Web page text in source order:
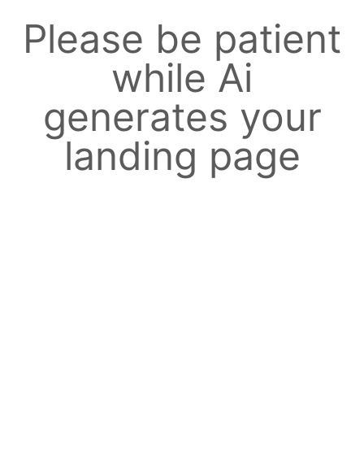
Please be patient
while Ai
generates your
landing page